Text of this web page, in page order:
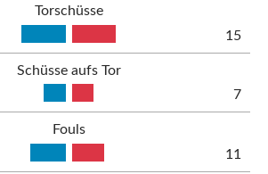
Torschüsse
15
Schüsse aufs Tor
7
Fouls
11